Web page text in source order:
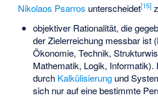
Nikolaos Psarros unterscheidet[15]
objektiver Rationalität, die
der Zielerreichung messbar ist
Ökonomie, Technik,
Mathematik, Logik,
durch Kalkülisierungund
sich nur auf eine bestimmte